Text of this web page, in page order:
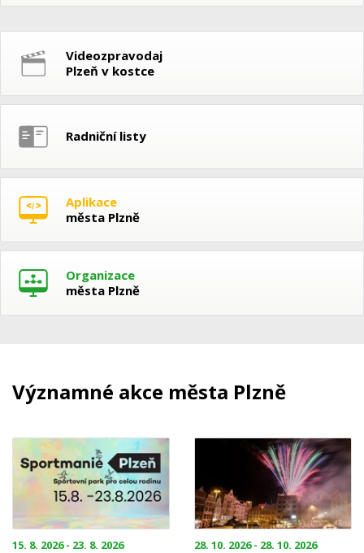
Videozpravodaj
Plzeň v kostce
Radniční listy
Aplikace
města Plzně
Organizace
města Plzně
Významné akce města Plzně
15. 8. 2026 - 23. 8. 2026 28. 10. 2026 - 28. 10. 2026